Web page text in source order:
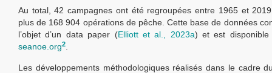
Au total, 42 campagnes ont été regroupées entre 1965 et
plus de 168 904 opérations de pêche. Cette base de données
l’objet d’un data paper (Elliott et al., 2023a) et est
seanoe.org2
Les développements méthodologiques réalisés dans le cadre